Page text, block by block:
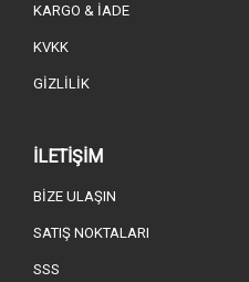
KARGO & İADE
KVKK
GİZLİLİK
İLETİŞİM
BİZE ULAŞIN
SATIŞ NOKTALARI
SSS